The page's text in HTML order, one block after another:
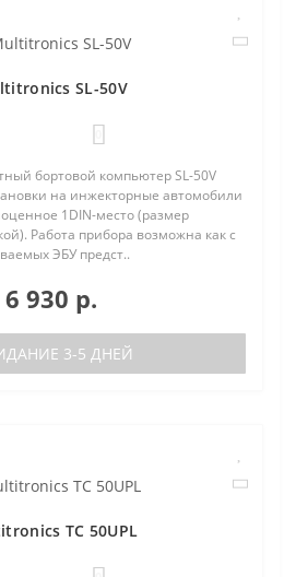
SL-50V
бортовой компьютер SL-50V
на инжекторные автомобили
1DIN-место (размер
Работа прибора возможна как с
ЭБУ предст..
6 930 р.
3-5 ДНЕЙ
TC 50UPL